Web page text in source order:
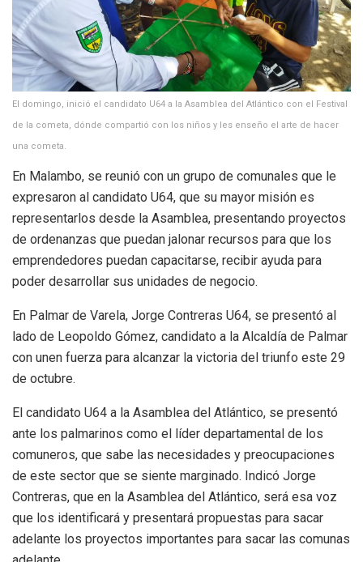
El domingo, inició el candidato U64 a la Asamblea del Atlántico con el Festival
de la cometa, dónde compartió con los niños y les enseño el arte de hacer
una cometa.
En Malambo, se reunió con un grupo de comunales que le
expresaron al candidato U64, que su mayor misión es
representarlos desde la Asamblea, presentando proyectos
de ordenanzas que puedan jalonar recursos para que los
emprendedores puedan capacitarse, recibir ayuda para
poder desarrollar sus unidades de negocio.
En Palmar de Varela, Jorge Contreras U64, se presentó al
lado de Leopoldo Gómez, candidato a la Alcaldía de Palmar
con unen fuerza para alcanzar la victoria del triunfo este 29
de octubre.
El candidato U64 a la Asamblea del Atlántico, se presentó
ante los palmarinos como el líder departamental de los
comuneros, que sabe las necesidades y preocupaciones
de este sector que se siente marginado. Indicó Jorge
Contreras, que en la Asamblea del Atlántico, será esa voz
que los identificará y presentará propuestas para sacar
adelante los proyectos importantes para sacar las comunas